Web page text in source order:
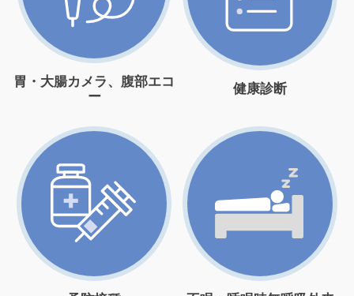
胃・大腸カメラ、腹部エコ
ー
健康診断